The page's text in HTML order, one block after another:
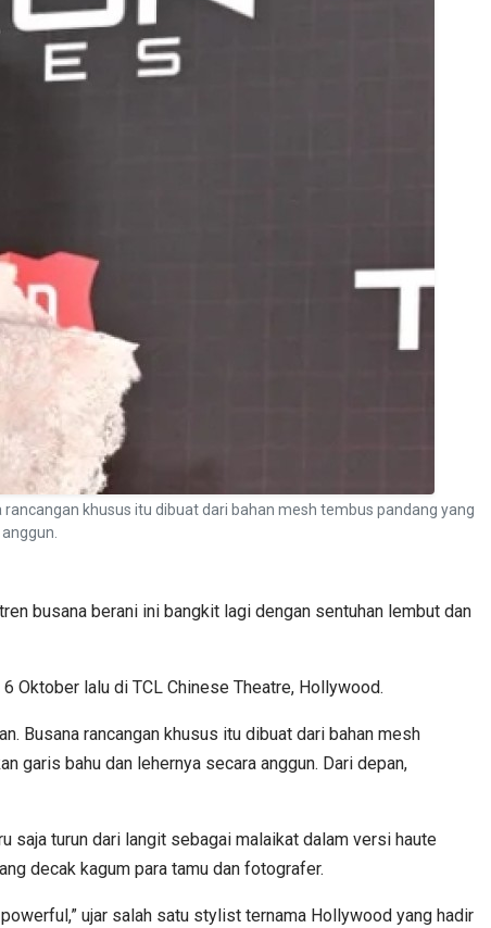
khusus itu dibuat dari bahan mesh tembus pandang yang
busana berani ini bangkit lagi dengan sentuhan lembut dan
Oktober lalu di TCL Chinese Theatre, Hollywood.
Busana rancangan khusus itu dibuat dari bahan mesh
garis bahu dan lehernya secara anggun. Dari depan,
saja turun dari langit sebagai malaikat dalam versi haute
decak kagum para tamu dan fotografer.
ujar salah satu stylist ternama Hollywood yang hadir